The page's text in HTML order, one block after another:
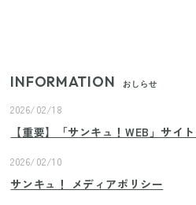
INFORMATION おしらせ
2026/02/18
【重要】「サンキュ！WEB」サイ
2026/02/10
サンキュ！ メディアポリシー